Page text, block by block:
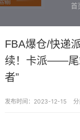
首
FBA爆仓/快递
续！卡派——尾
者”
发布时间：2023-12-15 分